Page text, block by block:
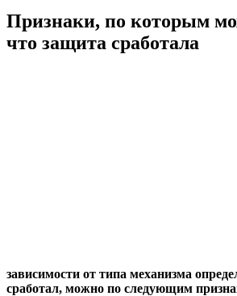
Признаки, по которым
что защита сработала
зависимости от типа механизма
сработал, можно по следующим